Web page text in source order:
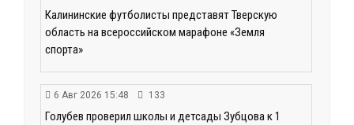
Калининские футболисты представят Тверскую
область на всероссийском марафоне «Земля
спорта»
6 Авг 2026 15:48 133
Голубев проверил школы и детсады Зубцова к 1